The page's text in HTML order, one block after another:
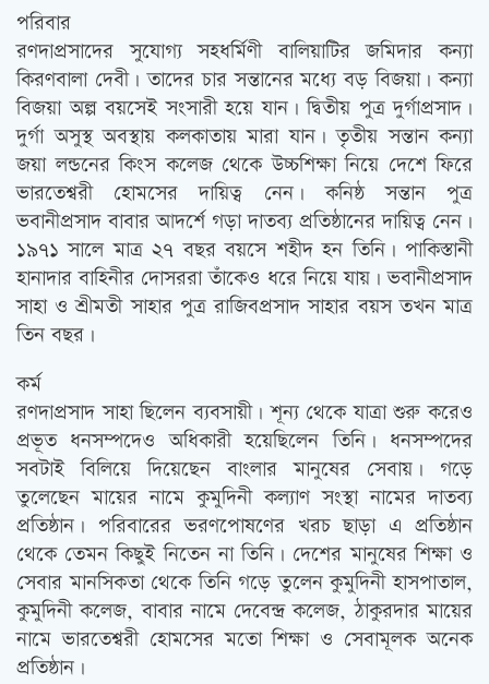
পরিবার
রণদাপ্রসাদের সুযোগ্য সহধর্মিণী বালিয়াটির জমিদার কন্যা
কিরণবালা দেবী। তাদের চার সন্তানের মধ্যে বড় বিজয়া। কন্যা
বিজয়া অল্প বয়সেই সংসারী হয়ে যান। দ্বিতীয় পুত্র দুর্গাপ্রসাদ।
দুর্গা অসুস্থ অবস্থায় কলকাতায় মারা যান। তৃতীয় সন্তান কন্যা
জয়া লন্ডনের কিংস কলেজ থেকে উচ্চশিক্ষা নিয়ে দেশে ফিরে
ভারতেশ্বরী হোমসের দায়িত্ব নেন। কনিষ্ঠ সন্তান পুত্র
ভবানীপ্রসাদ বাবার আদর্শে গড়া দাতব্য প্রতিষ্ঠানের দায়িত্ব নেন।
১৯৭১ সালে মাত্র ২৭ বছর বয়সে শহীদ হন তিনি। পাকিস্তানী
হানাদার বাহিনীর দোসররা তাঁকেও ধরে নিয়ে যায়। ভবানীপ্রসাদ
সাহা ও শ্রীমতী সাহার পুত্র রাজিবপ্রসাদ সাহার বয়স তখন মাত্র
তিন বছর।
কর্ম
রণদাপ্রসাদ সাহা ছিলেন ব্যবসায়ী। শূন্য থেকে যাত্রা শুরু করেও
প্রভূত ধনসম্পদেও অধিকারী হয়েছিলেন তিনি। ধনসম্পদের
সবটাই বিলিয়ে দিয়েছেন বাংলার মানুষের সেবায়। গড়ে
তুলেছেন মায়ের নামে কুমুদিনী কল্যাণ সংস্থা নামের দাতব্য
প্রতিষ্ঠান। পরিবারের ভরণপোষণের খরচ ছাড়া এ প্রতিষ্ঠান
থেকে তেমন কিছুই নিতেন না তিনি। দেশের মানুষের শিক্ষা ও
সেবার মানসিকতা থেকে তিনি গড়ে তুলেন কুমুদিনী হাসপাতাল,
কুমুদিনী কলেজ, বাবার নামে দেবেন্দ্র কলেজ, ঠাকুরদার মায়ের
নামে ভারতেশ্বরী হোমসের মতো শিক্ষা ও সেবামূলক অনেক
প্রতিষ্ঠান।